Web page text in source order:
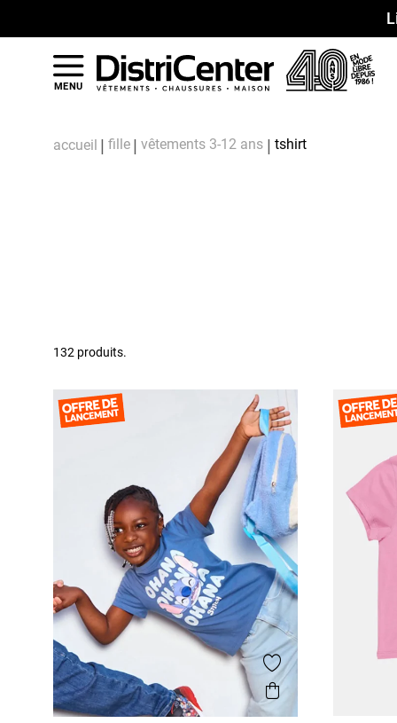
MENU
accueil fille vêtements 3-12 ans tshirt
132 produits.
Ajouter aux
Aperçu rapide